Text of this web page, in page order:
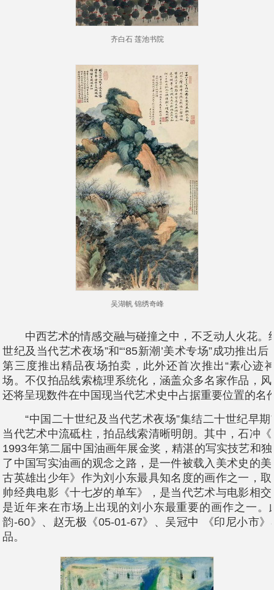
齐白石 莲池书院
吴湖帆 锦绣奇峰
中西艺术的情感交融与碰撞之中，不乏动人火花。
世纪及当代艺术夜场”和“‘85新潮’美术专场”成功推出
第三度推出精品夜场拍卖，此外还首次推出“素心
场。不仅拍品线索梳理系统化，涵盖众多名家作品，
还将呈现数件在中国现当代艺术史中占据重要位置的
“中国二十世纪及当代艺术夜场”集结二十世纪早期
当代艺术中流砥柱，拍品线索清晰明朗。其中，石冲
1993年第二届中国油画年展金奖，精湛的写实技艺和
了中国写实油画的观念之路，是一件被载入美术史的
古英雄出少年》作为刘小东最具知名度的画作之一，
帅经典电影《十七岁的单车》，是当代艺术与电影相
是近年来在市场上出现的刘小东最重要的画作之一。
韵-60》、赵无极《05-01-67》、吴冠中 《印尼小市
品。